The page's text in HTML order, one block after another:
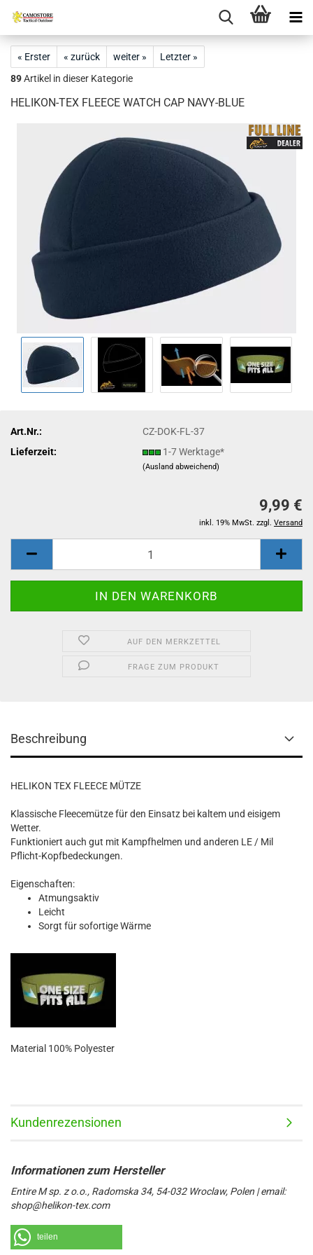
« Erster « zurück weiter »
Letzter »
89Artikel in dieser Kategorie
HELIKON-TEX FLEECE WATCH CAP NAVY-BLUE
Art.Nr.:
CZ-DOK-FL-37
Lieferzeit:
1-7 Werktage*
(Ausland abweichend)
9,99 €
inkl. 19% MwSt. zzgl. Versand
AUF DEN MERKZETTEL
FRAGE ZUM PRODUKT
Beschreibung
HELIKON TEX FLEECE MÜTZE
Klassische Fleecemütze für den Einsatz bei kaltem und eisigem
Wetter.
Funktioniert auch gut mit Kampfhelmen und anderen LE / Mil
Pflicht-Kopfbedeckungen.
Eigenschaften:
Atmungsaktiv
Leicht
Sorgt für sofortige Wärme
Material 100% Polyester
Kundenrezensionen
Entire M sp. z o.o., Radomska 34, 54-032 Wroclaw, Polen | email:
shop@helikon-tex.com
teilen